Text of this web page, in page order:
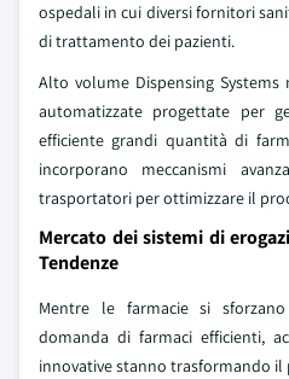
ospedali in cui diversi fornitori
di trattamento dei pazienti.
Alto volume Dispensing
automatizzate progettate per
efficiente grandi quantità di
incorporano meccanismi
trasportatori per ottimizzare il
Mercato dei sistemi di
Tendenze
Mentre le farmacie si
domanda di farmaci efficienti,
innovative stanno trasformando il